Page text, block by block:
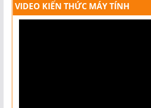
VIDEO KIẾN THỨC MÁY TÍNH